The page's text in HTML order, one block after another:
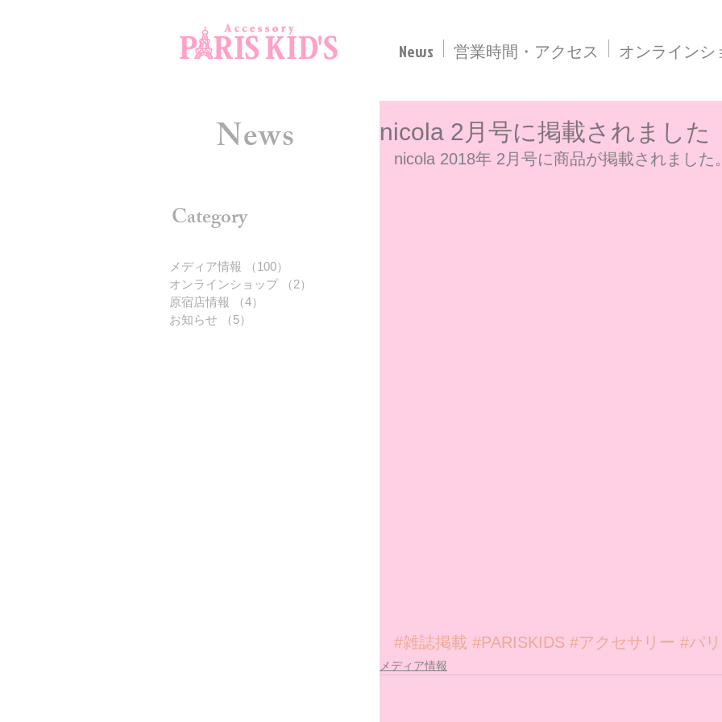
News 営業時間・アクセス オンラインシ
News
Category
メディア情報 （100）
オンラインショップ
（2）
原宿店情報
（4）
お知らせ
（5）
nicola 2月号に掲載されました
nicola 2018年 2月号に商品が掲載されました。
#雑誌掲載 #PARISKIDS #アクセサリー #パ
メディア情報